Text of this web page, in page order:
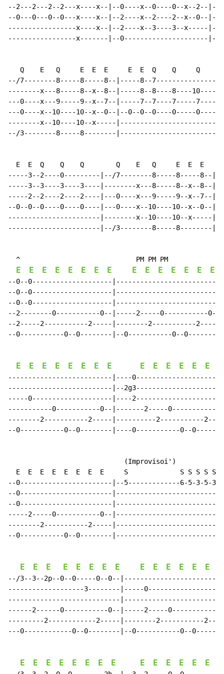
--2---2---2--2---x----x--|--0----x--0----0--x--2--
--0---0---0--0---x----x--|--2----x--2----2--x--0--
-----------------x----x--|--2----x--3----3--x-----
-----------------x-------|--0---------------------
Q    E   Q     E  E  E     E  E  Q    Q     Q
--/7--------8-----8-----8--|-----8--7---------------
--------x---8-----8--x--8--|-----8--8----8----10----
---0----x---9-----9--x--7--|-----7--7----7-----7----
---0----x--10----10--x--0--|--0--0--0----0-----0----
--------x--10----10--x-----|------------------------
--/3--------8-----8--------|------------------------
E  E  Q    Q    Q        Q    E   Q     E  E  E
-----3--2----0---------|--/7--------8-----8-----8--
-----3--3----3----3----|--------x---8-----8--x--8--
-----2--2----2----2----|---0----x---9-----9--x--7--
--0--0--0----0----0----|---0----x--10----10--x--0--
-----------------------|--------x--10----10--x-----
-----------------------|--/3--------8-----8--------
  ^                             PM PM PM
E E E E E E E E E E E E E E E
--0--0--------------------|--------------------------|
--0--0--------------------|--------------------------|
--0--0--------------------|--------------------------|
--2--------0-----------0--|-----2-----0-----------0--|
--2-----2-----------2-----|--------2-----------2-----|
--0-----------0--0--------|--0-----------0--0--------|
E E E E E E E E E E E E E E
--------------------------|----
--------------------------|--
-----0--------------------|----
-----------0-----------0--|-------2-----0-----------
--------2-----------2-----|----------2-----------
--0-----------0--0--------|----0-----------0--
                             (Improvisoi')
E  E  E  E  E  E  E  E     S             S S S S S
--0-----------------------|--5-------------6-5-3-5-
--0-----------------------|--------------------------
--0-----------------------
-----2-----0-----------0--
--------2-----------2-----
--0-----------0--0--------
E E E E E E E E E E E E E E
--/3--3--2p--0--0-----0--0--
-------------------3--------|-----
----------------------------
------2------0-----------0--|-----2-----0-----------
---------2------------2-----|--------2-----------
---0------------0--0--------|--0-----------0--
E E E E E E E E E E E E E E